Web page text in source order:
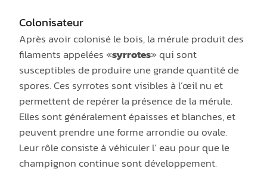
Colonisateur
Après avoir colonisé le bois, la mérule produit des
filaments appelées «syrrotes» qui sont
susceptibles de produire une grande quantité de
spores. Ces syrrotes sont visibles à l’œil nu et
permettent de repérer la présence de la mérule.
Elles sont généralement épaisses et blanches, et
peuvent prendre une forme arrondie ou ovale.
Leur rôle consiste à véhiculer l’ eau pour que le
champignon continue sont développement.